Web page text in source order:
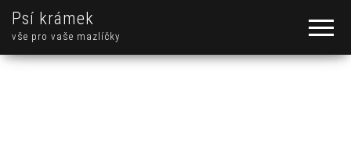
Psí krámek
vše pro vaše mazlíčky